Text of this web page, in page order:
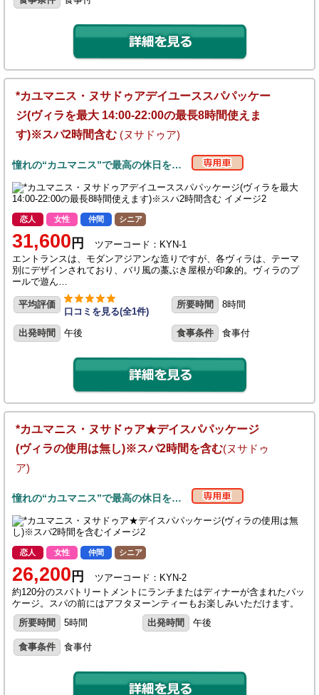
*カユマニス・ヌサドゥアデイユーススパパッケー
ジ(ヴィラを最大 14:00-22:00の最長8時間使えま
す)※スパ2時間含む (ヌサドゥア)
憧れの“カユマニス”で最高の休日を…
恋人 女性 仲間 シニア
31,600 円
ツアーコード：KYN-1
エントランスは、モダンアジアンな造りですが、各ヴィラは、テーマ
別にデザインされており、バリ風の藁ぶき屋根が印象的。ヴィラのプ
ールで遊ん…
平均評価
口コミを見る(全1件)
所要時間 8時間
出発時間 午後 食事条件 食事付
*カユマニス・ヌサドゥア★デイスパパッケージ
(ヴィラの使用は無し)※スパ2時間を含む(ヌサドゥ
ア)
憧れの“カユマニス”で最高の休日を…
恋人 女性 仲間 シニア
26,200 円
ツアーコード：KYN-2
約120分のスパトリートメントにランチまたはディナーが含まれたパッ
ケージ。スパの前にはアフタヌーンティーもお楽しみいただけます。
所要時間
5時間 出発時間 午後
食事条件 食事付